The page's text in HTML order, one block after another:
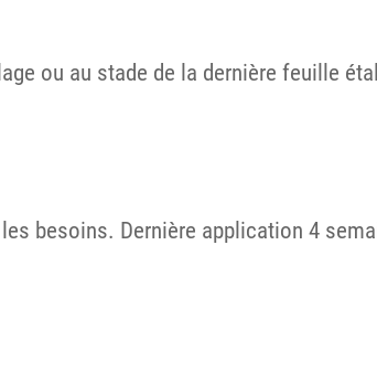
ou au stade de la dernière feuille
besoins. Dernière application 4